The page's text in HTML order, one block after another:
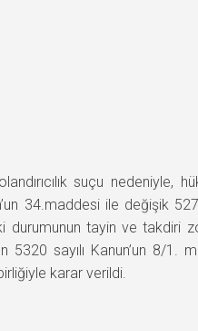
suçu
34.maddesi ile değişik
durumunun tayin ve takdiri
sayılı Kanun’un 8/1.
karar verildi.